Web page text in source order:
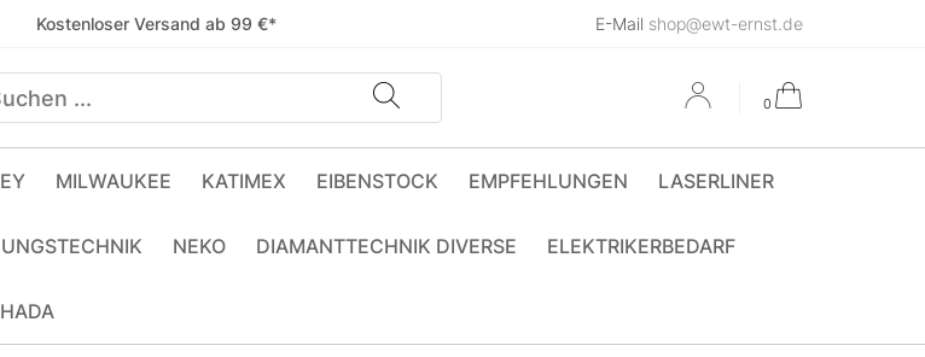
Kostenloser Versand ab 99 €* E-Mail shop@ewt-ernst.de
0
MILWAUKEE KATIMEX EIBENSTOCK EMPFEHLUNGEN LASERLINER
NEKO DIAMANTTECHNIK DIVERSE ELEKTRIKERBEDARF